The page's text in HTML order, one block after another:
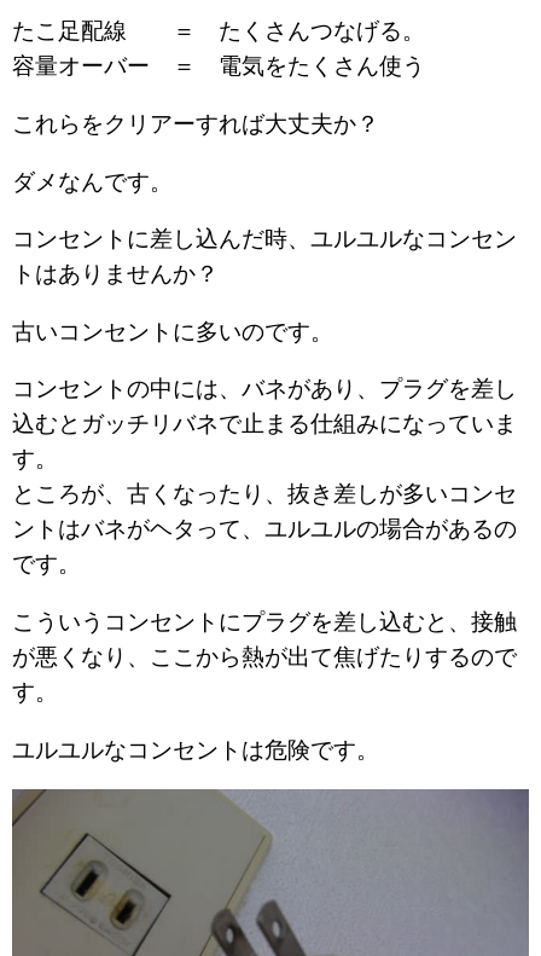
たこ足配線 ＝ たくさんつなげる。
容量オーバー ＝ 電気をたくさん使う
これらをクリアーすれば大丈夫か？
ダメなんです。
コンセントに差し込んだ時、ユルユルなコンセン
トはありませんか？
古いコンセントに多いのです。
コンセントの中には、バネがあり、プラグを差し
込むとガッチリバネで止まる仕組みになっていま
す。
ところが、古くなったり、抜き差しが多いコンセ
ントはバネがヘタって、ユルユルの場合があるの
です。
こういうコンセントにプラグを差し込むと、接触
が悪くなり、ここから熱が出て焦げたりするので
す。
ユルユルなコンセントは危険です。